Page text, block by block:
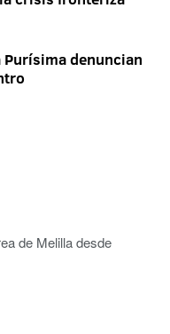
Purísima denuncian
de Melilla desde